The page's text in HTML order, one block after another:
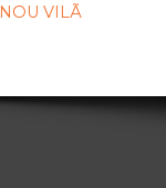
VILÃ